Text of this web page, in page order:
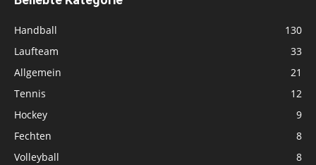
Handball
130
Laufteam
33
Allgemein
21
Tennis
12
Hockey
9
Fechten
8
Volleyball
8